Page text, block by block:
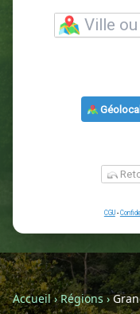
Entrez
Accueil›Régions ›